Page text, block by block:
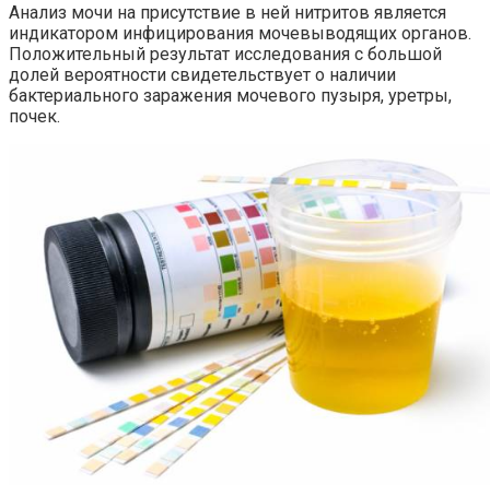
Анализ мочи на присутствие в ней нитритов является
индикатором инфицирования мочевыводящих органов.
Положительный результат исследования с большой
долей вероятности свидетельствует о наличии
бактериального заражения мочевого пузыря, уретры,
почек.